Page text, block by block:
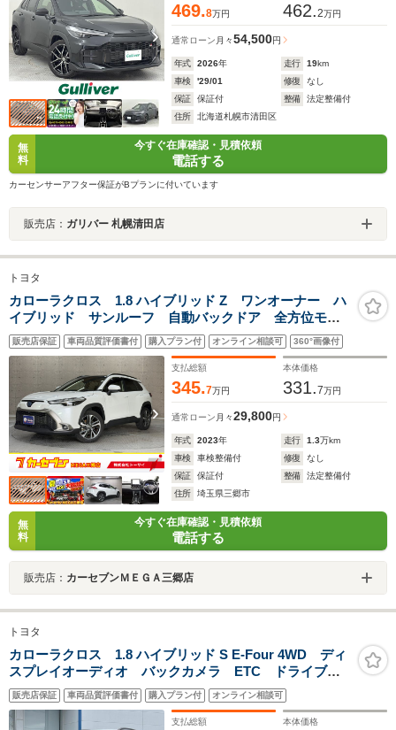
469.8万円 462.2万円
通常ローン 月々54,500円
年式 2026年 走行 19km
車検
'29/01 修復
なし
保証
保証付 整備
法定整備付
住所
北海道札幌市清田区
無
料
今すぐ在庫確認・見積依頼
電話する
カーセンサーアフター保証がBプランに付いています
販売店： ガリバー 札幌清田店
トヨタ
カローラクロス 1.8 ハイブリッド Z ワンオーナー ハ
イブリッド サンルーフ 自動バックドア 全方位モニ
ター 純正メモリーナビ Bluetooth接続可 USB接続
可 シートヒーター ETC2.0搭載 純正アルミホイー
ル BSM クルーズコントロール
販売店保証 車両品質評価書付 購入プラン付 オンライン相談可 360°画像付
支払総額
345.7万円
本体価格
331.7万円
通常ローン 月々29,800円
年式 2023年 走行 1.3万km
車検
車検整備付 修復
なし
保証
保証付 整備
法定整備付
住所
埼玉県三郷市
無
料
今すぐ在庫確認・見積依頼
電話する
販売店： カーセブンＭＥＧＡ三郷店
トヨタ
カローラクロス 1.8 ハイブリッド S E-Four 4WD ディ
スプレイオーディオ バックカメラ ETC ドライブレ
コーダー ルーフレール LEDヘッドライト
AppleCarPlay ファブリックシート セーフティセン
ス レーダークルーズ 禁煙車
販売店保証 車両品質評価書付 購入プラン付 オンライン相談可
支払総額 本体価格